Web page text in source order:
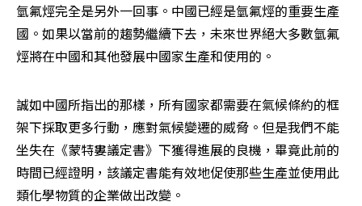
氫氟烴完全是另外一回事。中國已經是氫氟烴的重要生產
國。如果以當前的趨勢繼續下去，未來世界絕大多數氫氟
烴將在中國和其他發展中國家生產和使用的。
誠如中國所指出的那樣，所有國家都需要在氣候條約的框
架下採取更多行動，應對氣候變遷的威脅。但是我們不能
坐失在《蒙特婁議定書》下獲得進展的良機，畢竟此前的
時間已經證明，該議定書能有效地促使那些生產並使用此
類化學物質的企業做出改變。